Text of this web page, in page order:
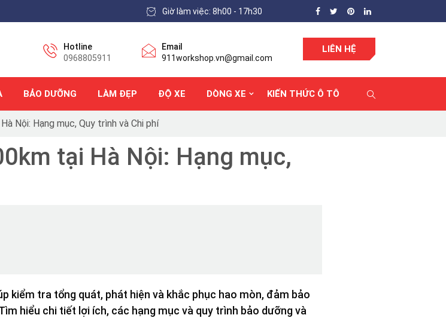
Giờ làm việc: 8h00 - 17h30
Hotline
0968805911
Email
911workshop.vn@gmail.com
LIÊN HỆ
BẢO DƯỠNG LÀM ĐẸP ĐỘ XE DÒNG XE KIẾN THỨC Ô TÔ
Nội: Hạng mục, Quy trình và Chi phí
tại Hà Nội: Hạng mục,
kiểm tra tổng quát, phát hiện và khắc phục hao mòn, đảm bảo
hiểu chi tiết lợi ích, các hạng mục và quy trình bảo dưỡng và